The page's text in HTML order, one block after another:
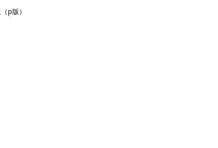
p版）